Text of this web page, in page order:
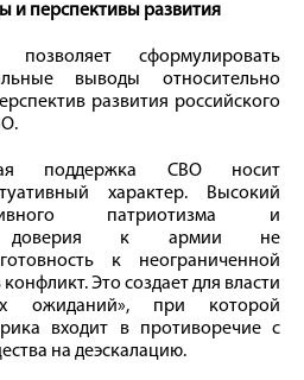
и перспективы развития
позволяет сформулировать
выводы относительно
развития российского
поддержка СВО носит
характер. Высокий
патриотизма и
доверия к армии не
к неограниченной
Это создает для власти
ожиданий», при которой
входит в противоречие с
на деэскалацию.